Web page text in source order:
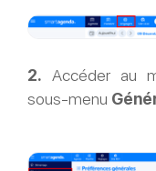
2. Accéder au
sous-menu